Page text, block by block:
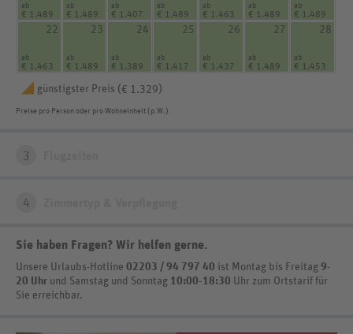
ab
€ 1.489
ab
€ 1.489
ab
€ 1.407
ab
€ 1.489
ab
€ 1.463
ab
€ 1.489
ab
€ 1.489
22
ab
€ 1.463
23
ab
€ 1.489
24
ab
€ 1.389
25
ab
€ 1.417
26
ab
€ 1.437
27
ab
€ 1.489
28
ab
€ 1.453
günstigster Preis (€ 1.329)
Preise pro Person oder pro Wohneinheit (p.W.).
3
4
Sie haben Fragen? Wir helfen gerne.
Unsere Urlaubs-Hotline 02203 / 94 797 40 ist Montag bis Freitag 9-
20 Uhr und Samstag und Sonntag 10:00-18:30 Uhr zum Ortstarif für
Sie erreichbar.